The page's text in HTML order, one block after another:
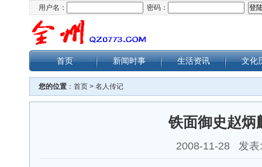
用户名： 密码：
首页 新闻时事 生活资讯 文化
您的位置 ： 首页 > 名人传记
铁面御史赵炳
2008-11-28 发表: